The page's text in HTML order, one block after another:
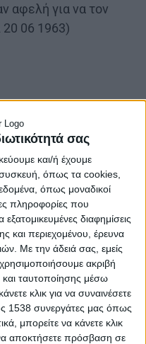
σας
και/ή έχουμε
όπως τα cookies,
όπως μοναδικοί
πληροφορίες που
διαφημίσεις
και περιεχομένου, έρευνα
Με την άδειά σας, εμείς
ακριβή
ταυτοποίησης μέσω
κλικ για να συναινέσετε
1538 συνεργάτες μας όπως
μπορείτε να κάνετε κλικ
αποκτήσετε πρόσβαση σε
αφελή για να τον
06 1963)
σημειώθηκαν δύο
από τη γέφυρα του
στο χωριό Δοκίμι
Καλυβίων, πνίγηκε
αρδευτικό αυλάκι
πριν την 16η
χρονολόγηση των πηγών. Για
πρέπει στην αντίστοιχη